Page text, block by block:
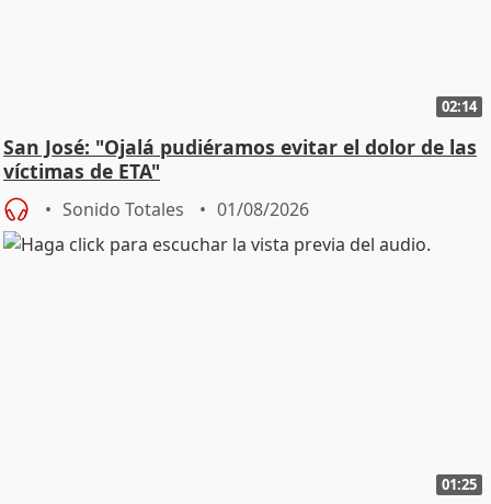
02:14
San José: "Ojalá pudiéramos evitar el dolor de las
víctimas de ETA"
Sonido Totales 01/08/2026
01:25